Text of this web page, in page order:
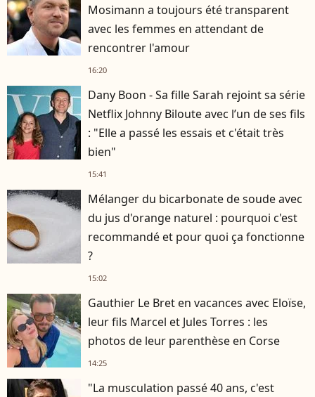
Mosimann a toujours été transparent
avec les femmes en attendant de
rencontrer l'amour
16:20
Dany Boon - Sa fille Sarah rejoint sa série
Netflix Johnny Biloute avec l’un de ses fils
: "Elle a passé les essais et c'était très
bien"
15:41
Mélanger du bicarbonate de soude avec
du jus d'orange naturel : pourquoi c'est
recommandé et pour quoi ça fonctionne
?
15:02
Gauthier Le Bret en vacances avec Eloïse,
leur fils Marcel et Jules Torres : les
photos de leur parenthèse en Corse
14:25
"La musculation passé 40 ans, c'est